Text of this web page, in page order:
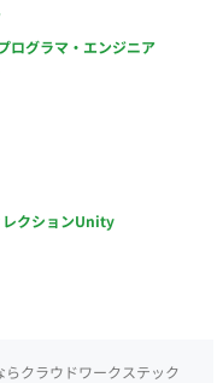
ログラマ・エンジニア
クションUnity
クラウドワークステック